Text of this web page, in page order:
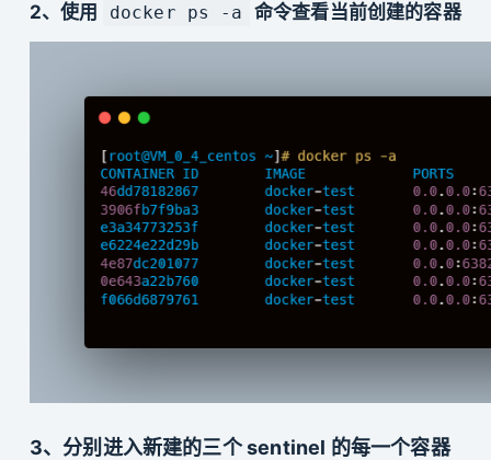
2、使用 docker ps -a 命令查看当前创建的容器
3、分别进入新建的三个 sentinel 的每一个容器